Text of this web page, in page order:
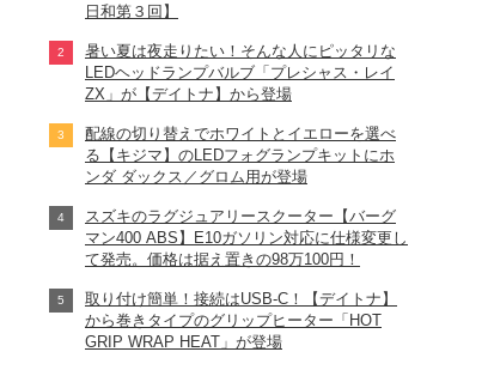
日和第３回】
暑い夏は夜走りたい！そんな人にピッタリな
LEDヘッドランプバルブ「プレシャス・レイ
ZX」が【デイトナ】から登場
配線の切り替えでホワイトとイエローを選べ
る【キジマ】のLEDフォグランプキットにホ
ンダ ダックス／グロム用が登場
スズキのラグジュアリースクーター【バーグ
マン400 ABS】E10ガソリン対応に仕様変更し
て発売。価格は据え置きの98万100円！
取り付け簡単！接続はUSB-C！【デイトナ】
から巻きタイプのグリップヒーター「HOT
GRIP WRAP HEAT」が登場